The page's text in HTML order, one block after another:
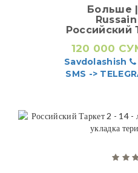
Больше
Российский
120 000
Savdolashish
SMS ->